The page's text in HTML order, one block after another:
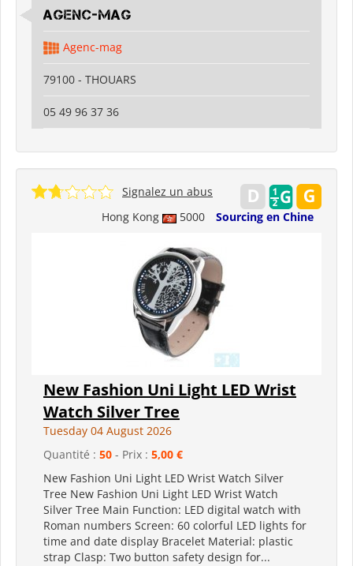
Agenc-mag
Agenc-mag
79100 - THOUARS
05 49 96 37 36
Hong Kong 5000 Sourcing en Chine
Signalez un abus
New Fashion Uni Light LED Wrist
Watch Silver Tree
Tuesday 04 August 2026
Quantité : 50 - Prix : 5,00 €
New Fashion Uni Light LED Wrist Watch Silver
Tree New Fashion Uni Light LED Wrist Watch
Silver Tree Main Function: LED digital watch with
Roman numbers Screen: 60 colorful LED lights for
time and date display Bracelet Material: plastic
strap Clasp: Two button safety design for...